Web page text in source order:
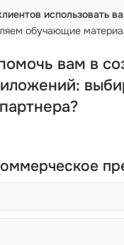
использовать
обучающие
вам в